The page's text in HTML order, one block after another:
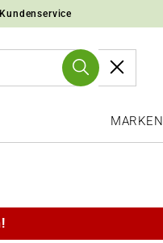
MARKEN